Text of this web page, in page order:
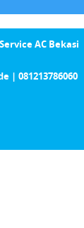
Service AC Bekasi
| 081213786060